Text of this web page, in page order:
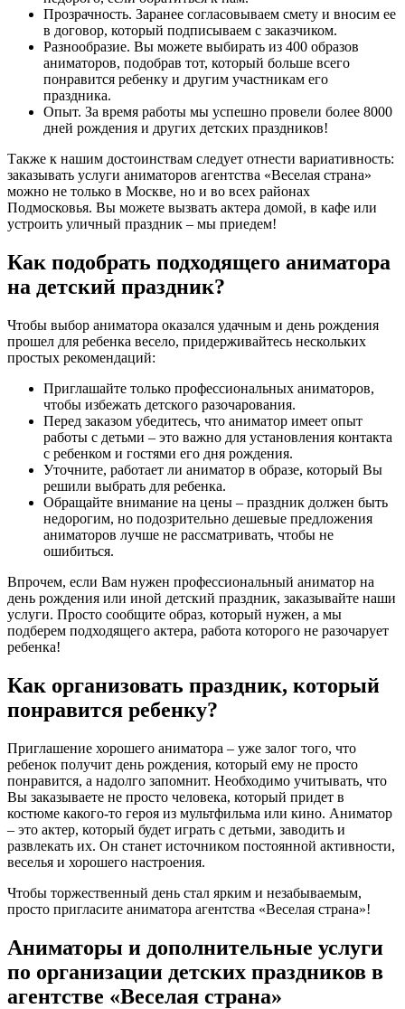
Прозрачность. Заранее согласовываем смету и вносим ее
в договор, который подписываем с заказчиком.
Разнообразие. Вы можете выбирать из 400 образов
аниматоров, подобрав тот, который больше всего
понравится ребенку и другим участникам его
праздника.
Опыт. За время работы мы успешно провели более 8000
дней рождения и других детских праздников!
Также к нашим достоинствам следует отнести вариативность:
заказывать услуги аниматоров агентства «Веселая страна»
можно не только в Москве, но и во всех районах
Подмосковья. Вы можете вызвать актера домой, в кафе или
устроить уличный праздник – мы приедем!
Как подобрать подходящего аниматора
на детский праздник?
Чтобы выбор аниматора оказался удачным и день рождения
прошел для ребенка весело, придерживайтесь нескольких
простых рекомендаций:
Приглашайте только профессиональных аниматоров,
чтобы избежать детского разочарования.
Перед заказом убедитесь, что аниматор имеет опыт
работы с детьми – это важно для установления контакта
с ребенком и гостями его дня рождения.
Уточните, работает ли аниматор в образе, который Вы
решили выбрать для ребенка.
Обращайте внимание на цены – праздник должен быть
недорогим, но подозрительно дешевые предложения
аниматоров лучше не рассматривать, чтобы не
ошибиться.
Впрочем, если Вам нужен профессиональный аниматор на
день рождения или иной детский праздник, заказывайте наши
услуги. Просто сообщите образ, который нужен, а мы
подберем подходящего актера, работа которого не разочарует
ребенка!
Как организовать праздник, который
понравится ребенку?
Приглашение хорошего аниматора – уже залог того, что
ребенок получит день рождения, который ему не просто
понравится, а надолго запомнит. Необходимо учитывать, что
Вы заказываете не просто человека, который придет в
костюме какого-то героя из мультфильма или кино. Аниматор
– это актер, который будет играть с детьми, заводить и
развлекать их. Он станет источником постоянной активности,
веселья и хорошего настроения.
Чтобы торжественный день стал ярким и незабываемым,
просто пригласите аниматора агентства «Веселая страна»!
Аниматоры и дополнительные услуги
по организации детских праздников в
агентстве «Веселая страна»